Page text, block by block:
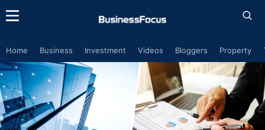
Home Business Investment Videos Bloggers Property